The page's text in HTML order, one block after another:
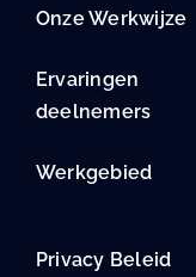
Onze Werkwijze
Ervaringen
deelnemers
Werkgebied
Privacy Beleid